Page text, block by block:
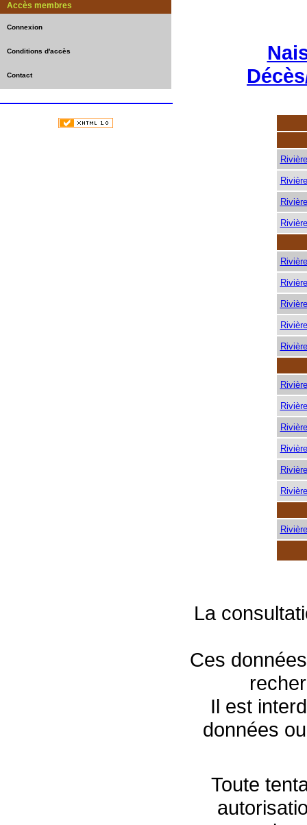
Accès membres
Connexion
Conditions d'accès
Contact
La
Ces
Il est
données
Toute